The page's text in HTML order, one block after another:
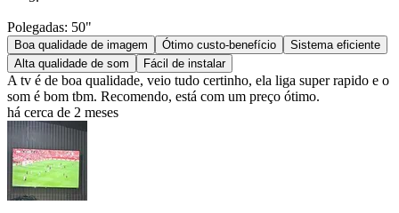
Polegadas: 50"
Boa qualidade de imagem Ótimo custo-benefício
Sistema eficiente
Alta qualidade de som
Fácil de instalar
A tv é de boa qualidade, veio tudo certinho, ela liga super rapido e o
som é bom tbm. Recomendo, está com um preço ótimo.
há cerca de 2 meses